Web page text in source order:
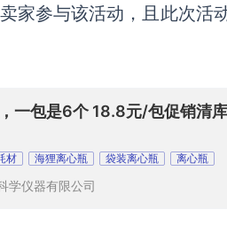
家参与该活动，且此次活
一包是6个 18.8元/包促销清
材 海狸离心瓶 袋装离心瓶 离心瓶
学仪器有限公司